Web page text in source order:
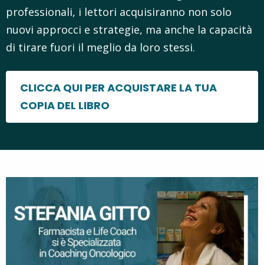
professionali, i lettori acquisiranno non solo
nuovi approcci e strategie, ma anche la capacità
di tirare fuori il meglio da loro stessi.
CLICCA QUI PER ACQUISTARE LA TUA
COPIA DEL LIBRO